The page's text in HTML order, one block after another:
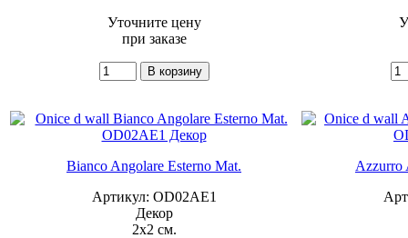
Уточните цену
при заказе
Bianco Angolare Esterno Mat.
Артикул: OD02AE1
Декор
2x2 см.
Azzurro